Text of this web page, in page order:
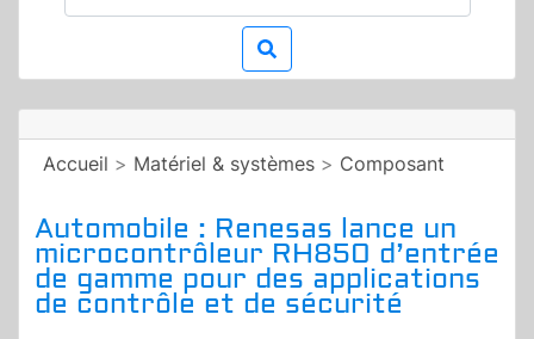
Accueil > Matériel & systèmes > Composant
Automobile : Renesas lance un
microcontrôleur RH850 d’entrée
de gamme pour des applications
de contrôle et de sécurité